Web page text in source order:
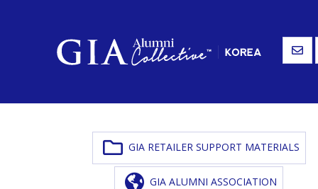
GIA RETAILER SUPPORT MATERIALS
GIA ALUMNI ASSOCIATION